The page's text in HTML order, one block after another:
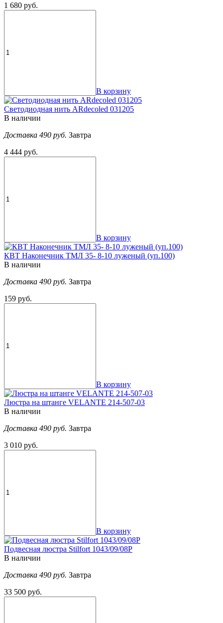
1 680 руб.
В корзину
Светодиодная нить ARdecoled 031205
В наличии
Доставка 490 руб. Завтра
4 444 руб.
В корзину
КВТ Наконечник ТМЛ 35- 8-10 луженый (уп.100)
В наличии
Доставка 490 руб. Завтра
159 руб.
В корзину
Люстра на штанге VELANTE 214-507-03
В наличии
Доставка 490 руб. Завтра
3 010 руб.
В корзину
Подвесная люстра Stilfort 1043/09/08P
В наличии
Доставка 490 руб. Завтра
33 500 руб.